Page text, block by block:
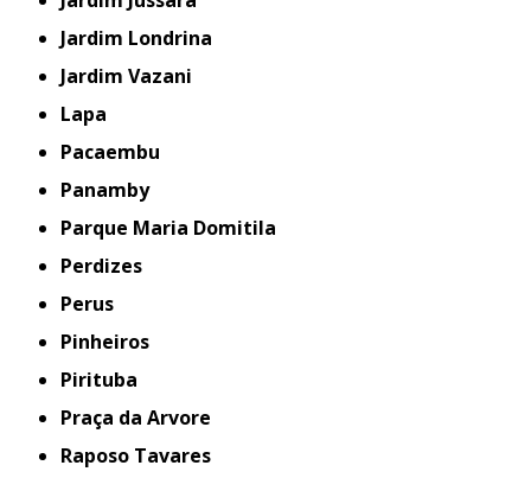
Jardim Londrina
Jardim Vazani
Lapa
Pacaembu
Panamby
Parque Maria Domitila
Perdizes
Perus
Pinheiros
Pirituba
Praça da Arvore
Raposo Tavares